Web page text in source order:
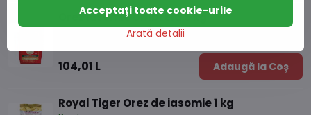
Orez iasomie Umbrelă 5 kg
104,01 L Adaugă la Coș
Royal Tiger Orez de iasomie 1 kg
Arată detalii
Acceptați toate cookie-urile